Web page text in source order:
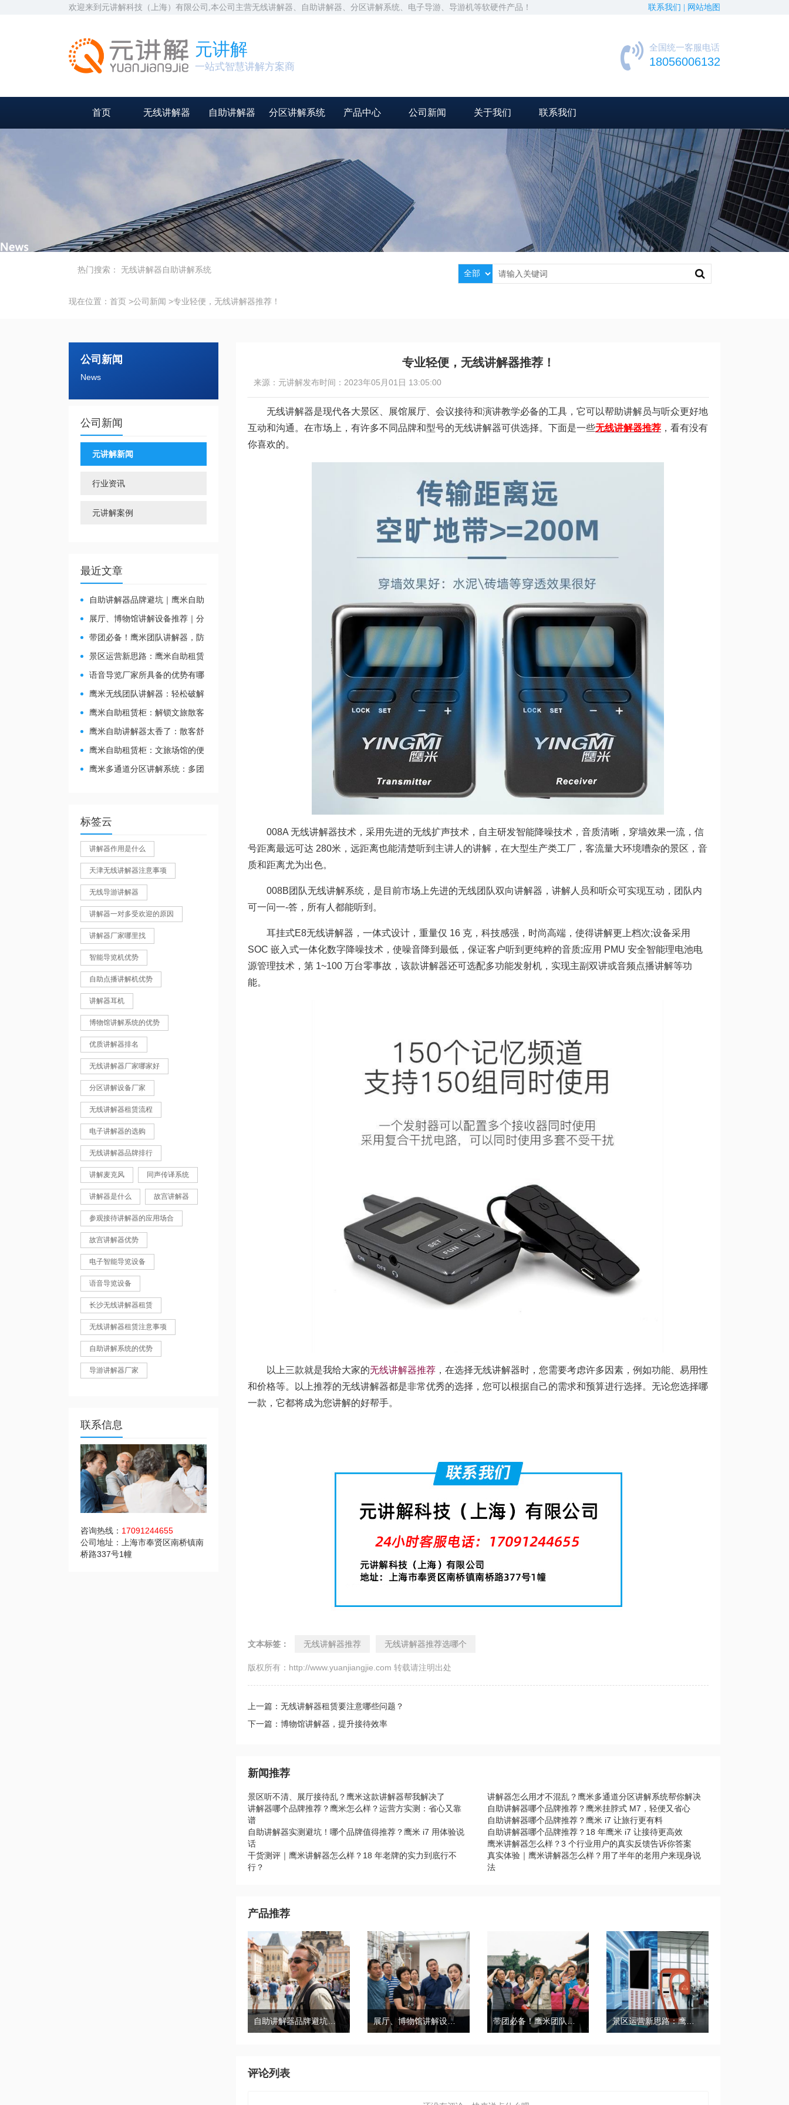
欢迎来到元讲解科技（上海）有限公司,本公司主营无线讲解器、自助讲解器、分区讲解系统、电子导游、导游机等软硬件产品！ 联系我们 | 网站地图
元讲解
一站式智慧讲解方案商
全国统一客服电话
18056006132
首页 无线讲解器 自助讲解器 分区讲解系统 产品中心 公司新闻 关于我们 联系我们
热门搜索： 无线讲解器自助讲解系统
现在位置： 首页 >公司新闻 >专业轻便，无线讲解器推荐！
公司新闻
News
公司新闻
元讲解新闻
行业资讯
元讲解案例
最近文章
自助讲解器品牌避坑｜鹰米自助
讲解器，实测好用不踩雷
展厅、博物馆讲解设备推荐｜分
区讲解系统，解决多团队接待核心
痛点
带团必备！鹰米团队讲解器，防
串音 + 易管理双在线
景区运营新思路：鹰米自助租赁
柜，不只是省了点人工费
​语音导览厂家所具备的优势有哪
些？
鹰米无线团队讲解器：轻松破解
大团队沟通难题
鹰米自助租赁柜：解锁文旅散客
服务新方式，省心又高效
鹰米自助讲解器太香了：散客舒
心，我们运营也减负
鹰米自助租赁柜：文旅场馆的便
民与减负神器
鹰米多通道分区讲解系统：多团
标签云
讲解器作用是什么
天津无线讲解器注意事项
无线导游讲解器
讲解器一对多受欢迎的原因
讲解器厂家哪里找
智能导览机优势
自助点播讲解机优势
讲解器耳机
博物馆讲解系统的优势
优质讲解器排名
无线讲解器厂家哪家好
分区讲解设备厂家
无线讲解器租赁流程
电子讲解器的选购
无线讲解器品牌排行
讲解麦克风 同声传译系统
讲解器是什么 故宫讲解器
参观接待讲解器的应用场合
故宫讲解器优势
电子智能导览设备
语音导览设备
长沙无线讲解器租赁
无线讲解器租赁注意事项
自助讲解系统的优势
导游讲解器厂家
联系信息
咨询热线： 17091244655
公司地址：上海市奉贤区南桥镇南
桥路337号1幢
专业轻便，无线讲解器推荐！
来源：元讲解发布时间：2023年05月01日 13:05:00
无线讲解器是现代各大景区、展馆展厅、会议接待和演讲教学必备的工具，它可以帮助讲解员与听众更好地
互动和沟通。在市场上，有许多不同品牌和型号的无线讲解器可供选择。下面是一些无线讲解器推荐 ，看有没有
你喜欢的。
008A 无线讲解器技术，采用先进的无线扩声技术，自主研发智能降噪技术，音质清晰，穿墙效果一流，信
号距离最远可达 280米，远距离也能清楚听到主讲人的讲解，在大型生产类工厂，客流量大环境嘈杂的景区，音
质和距离尤为出色。
008B团队无线讲解系统，是目前市场上先进的无线团队双向讲解器，讲解人员和听众可实现互动，团队内
可一问一-答，所有人都能听到。
耳挂式E8无线讲解器，一体式设计，重量仅 16 克，科技感强，时尚高端，使得讲解更上档次;设备采用
SOC 嵌入式一体化数字降噪技术，使噪音降到最低，保证客户听到更纯粹的音质;应用 PMU 安全智能理电池电
源管理技术，第 1~100 万台零事故，该款讲解器还可选配多功能发射机，实现主副双讲或音频点播讲解等功
能。
以上三款就是我给大家的无线讲解器推荐 ，在选择无线讲解器时，您需要考虑许多因素，例如功能、易用性
和价格等。以上推荐的无线讲解器都是非常优秀的选择，您可以根据自己的需求和预算进行选择。无论您选择哪
一款，它都将成为您讲解的好帮手。
文本标签： 无线讲解器推荐 无线讲解器推荐选哪个
版权所有：http://www.yuanjiangjie.com 转载请注明出处
上一篇：无线讲解器租赁要注意哪些问题？
下一篇：博物馆讲解器，提升接待效率
新闻推荐
景区听不清、展厅接待乱？鹰米这款讲解器帮我解决了
讲解器怎么用才不混乱？鹰米多通道分区讲解系统帮你解决
讲解器哪个品牌推荐？鹰米怎么样？运营方实测：省心又靠
谱
自助讲解器哪个品牌推荐？鹰米挂脖式 M7，轻便又省心
自助讲解器哪个品牌推荐？鹰米 i7 让旅行更有料
自助讲解器实测避坑！哪个品牌值得推荐？鹰米 i7 用体验说
话
自助讲解器哪个品牌推荐？18 年鹰米 i7 让接待更高效
鹰米讲解器怎么样？3 个行业用户的真实反馈告诉你答案
干货测评｜鹰米讲解器怎么样？18 年老牌的实力到底行不
行？
真实体验｜鹰米讲解器怎么样？用了半年的老用户来现身说
法
产品推荐
自助讲解器品牌避坑｜鹰米自助讲解器，实测好用不踩雷 展厅、博物馆讲解设备推荐｜分区讲解系统，解决多团队接待核心痛点 带团必备！鹰米团队讲解器，防串音 + 易管理双在线
评论列表